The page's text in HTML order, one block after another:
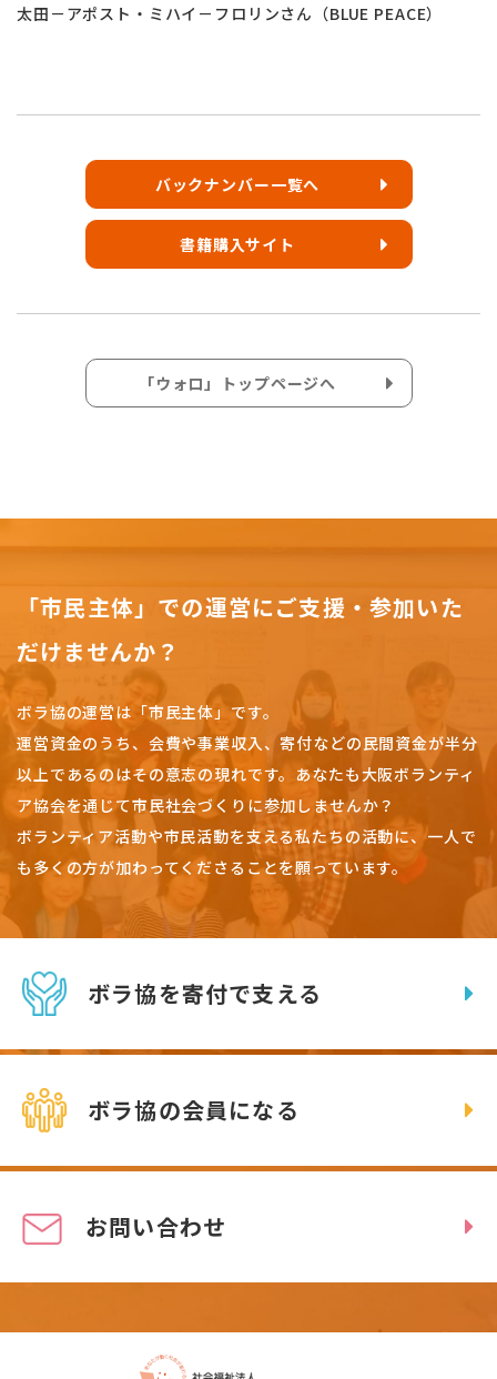
太田－アポスト・ミハイ－フロリンさん（BLUE PEACE）
バックナンバー一覧へ
書籍購入サイト
「ウォロ」トップページへ
「市民主体」での運営にご支援・参加いた
だけませんか？
ボラ協の運営は「市民主体」です。
運営資金のうち、会費や事業収入、寄付などの民間資金が半分
以上であるのはその意志の現れです。 あなたも大阪ボランティ
ア協会を通じて市民社会づくりに参加しませんか？
ボランティア活動や市民活動を支える私たちの活動に、一人で
も多くの方が加わってくださることを願っています。
ボラ協を寄付で支える
ボラ協の会員になる
お問い合わせ